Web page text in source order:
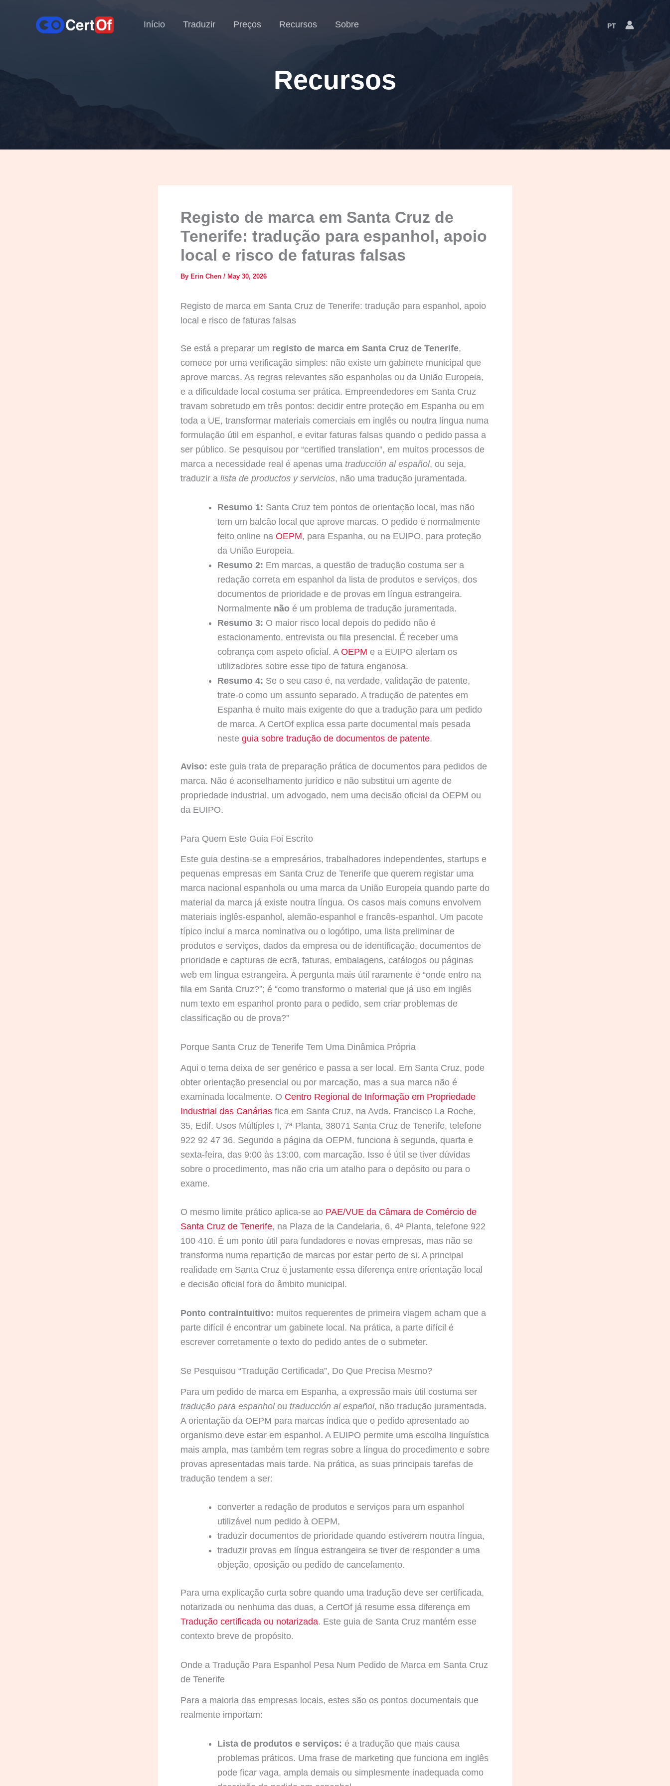
Início Traduzir Preços Recursos Sobre PTLanguage
Switcher
Recursos
Registo de marca em Santa Cruz de
Tenerife: tradução para espanhol, apoio
local e risco de faturas falsas
By Erin Chen / May 30, 2026
Registo de marca em Santa Cruz de Tenerife: tradução para espanhol, apoio
local e risco de faturas falsas
Se está a preparar um registo de marca em Santa Cruz de Tenerife,
comece por uma verificação simples: não existe um gabinete municipal que
aprove marcas. As regras relevantes são espanholas ou da União Europeia,
e a dificuldade local costuma ser prática. Empreendedores em Santa Cruz
travam sobretudo em três pontos: decidir entre proteção em Espanha ou em
toda a UE, transformar materiais comerciais em inglês ou noutra língua numa
formulação útil em espanhol, e evitar faturas falsas quando o pedido passa a
ser público. Se pesquisou por “certified translation”, em muitos processos de
marca a necessidade real é apenas uma traducción al español, ou seja,
traduzir a lista de productos y servicios, não uma tradução juramentada.
Resumo 1: Santa Cruz tem pontos de orientação local, mas não
tem um balcão local que aprove marcas. O pedido é normalmente
feito online na OEPM, para Espanha, ou na EUIPO, para proteção
da União Europeia.
Resumo 2: Em marcas, a questão de tradução costuma ser a
redação correta em espanhol da lista de produtos e serviços, dos
documentos de prioridade e de provas em língua estrangeira.
Normalmente não é um problema de tradução juramentada.
Resumo 3: O maior risco local depois do pedido não é
estacionamento, entrevista ou fila presencial. É receber uma
cobrança com aspeto oficial. A OEPM e a EUIPO alertam os
utilizadores sobre esse tipo de fatura enganosa.
Resumo 4: Se o seu caso é, na verdade, validação de patente,
trate-o como um assunto separado. A tradução de patentes em
Espanha é muito mais exigente do que a tradução para um pedido
de marca. A CertOf explica essa parte documental mais pesada
neste guia sobre tradução de documentos de patente.
Aviso: este guia trata de preparação prática de documentos para pedidos de
marca. Não é aconselhamento jurídico e não substitui um agente de
propriedade industrial, um advogado, nem uma decisão oficial da OEPM ou
da EUIPO.
Para Quem Este Guia Foi Escrito
Este guia destina-se a empresários, trabalhadores independentes, startups e
pequenas empresas em Santa Cruz de Tenerife que querem registar uma
marca nacional espanhola ou uma marca da União Europeia quando parte do
material da marca já existe noutra língua. Os casos mais comuns envolvem
materiais inglês-espanhol, alemão-espanhol e francês-espanhol. Um pacote
típico inclui a marca nominativa ou o logótipo, uma lista preliminar de
produtos e serviços, dados da empresa ou de identificação, documentos de
prioridade e capturas de ecrã, faturas, embalagens, catálogos ou páginas
web em língua estrangeira. A pergunta mais útil raramente é “onde entro na
fila em Santa Cruz?”; é “como transformo o material que já uso em inglês
num texto em espanhol pronto para o pedido, sem criar problemas de
classificação ou de prova?”
Porque Santa Cruz de Tenerife Tem Uma Dinâmica Própria
Aqui o tema deixa de ser genérico e passa a ser local. Em Santa Cruz, pode
obter orientação presencial ou por marcação, mas a sua marca não é
examinada localmente. O Centro Regional de Informação em Propriedade
Industrial das Canárias fica em Santa Cruz, na Avda. Francisco La Roche,
35, Edif. Usos Múltiples I, 7ª Planta, 38071 Santa Cruz de Tenerife, telefone
922 92 47 36. Segundo a página da OEPM, funciona à segunda, quarta e
sexta-feira, das 9:00 às 13:00, com marcação. Isso é útil se tiver dúvidas
sobre o procedimento, mas não cria um atalho para o depósito ou para o
exame.
O mesmo limite prático aplica-se ao PAE/VUE da Câmara de Comércio de
Santa Cruz de Tenerife, na Plaza de la Candelaria, 6, 4ª Planta, telefone 922
100 410. É um ponto útil para fundadores e novas empresas, mas não se
transforma numa repartição de marcas por estar perto de si. A principal
realidade em Santa Cruz é justamente essa diferença entre orientação local
e decisão oficial fora do âmbito municipal.
Ponto contraintuitivo: muitos requerentes de primeira viagem acham que a
parte difícil é encontrar um gabinete local. Na prática, a parte difícil é
escrever corretamente o texto do pedido antes de o submeter.
Se Pesquisou “Tradução Certificada”, Do Que Precisa Mesmo?
Para um pedido de marca em Espanha, a expressão mais útil costuma ser
tradução para espanholou traducción al español, não tradução juramentada.
A orientação da OEPM para marcas indica que o pedido apresentado ao
organismo deve estar em espanhol. A EUIPO permite uma escolha linguística
mais ampla, mas também tem regras sobre a língua do procedimento e sobre
provas apresentadas mais tarde. Na prática, as suas principais tarefas de
tradução tendem a ser:
converter a redação de produtos e serviços para um espanhol
utilizável num pedido à OEPM,
traduzir documentos de prioridade quando estiverem noutra língua,
traduzir provas em língua estrangeira se tiver de responder a uma
objeção, oposição ou pedido de cancelamento.
Para uma explicação curta sobre quando uma tradução deve ser certificada,
notarizada ou nenhuma das duas, a CertOf já resume essa diferença em
Tradução certificada ou notarizada. Este guia de Santa Cruz mantém esse
contexto breve de propósito.
Onde a Tradução Para Espanhol Pesa Num Pedido de Marca em Santa Cruz
de Tenerife
Para a maioria das empresas locais, estes são os pontos documentais que
realmente importam:
Lista de produtos e serviços: é a tradução que mais causa
problemas práticos. Uma frase de marketing que funciona em inglês
pode ficar vaga, ampla demais ou simplesmente inadequada como